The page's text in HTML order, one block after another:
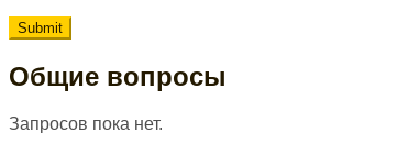
Общие вопросы
Запросов пока нет.